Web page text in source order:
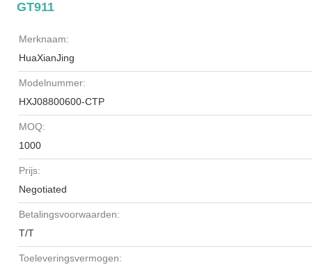
GT911
Merknaam:
HuaXianJing
Modelnummer:
HXJ08800600-CTP
MOQ:
1000
Prijs:
Negotiated
Betalingsvoorwaarden:
T/T
Toeleveringsvermogen: